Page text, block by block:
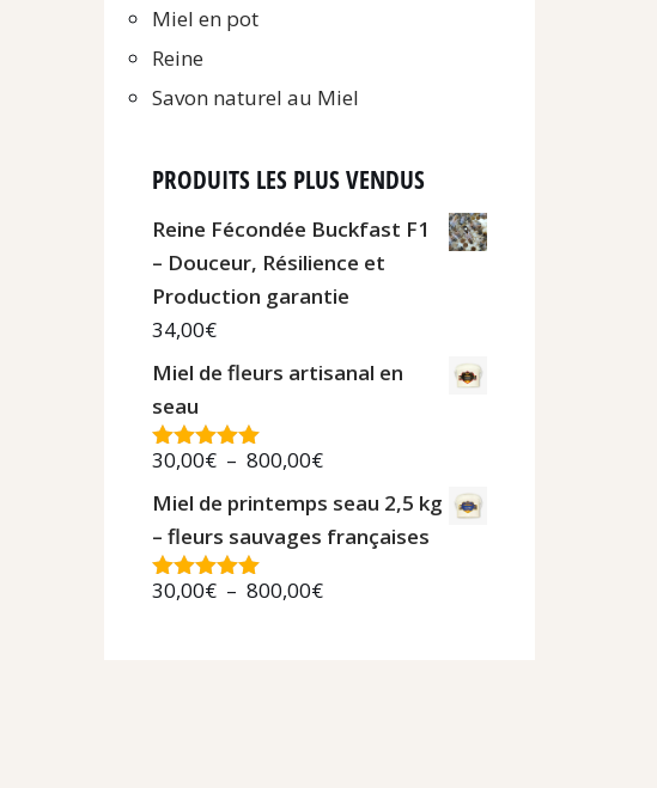
Miel en pot
Reine
Savon naturel au Miel
PRODUITS LES PLUS VENDUS
Reine Fécondée Buckfast F1
– Douceur, Résilience et
Production garantie
34,00€
Miel de fleurs artisanal en
seau
Note5.00
30,00€ – 800,00€
Miel de printemps seau 2,5 kg
– fleurs sauvages françaises
Note5.00
30,00€ – 800,00€